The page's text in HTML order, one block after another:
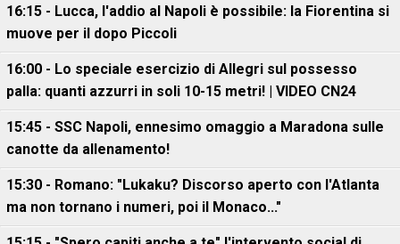
16:15 - Lucca, l'addio al Napoli è possibile: la Fiorentina si
muove per il dopo Piccoli
16:00 - Lo speciale esercizio di Allegri sul possesso
palla: quanti azzurri in soli 10-15 metri! | VIDEO CN24
15:45 - SSC Napoli, ennesimo omaggio a Maradona sulle
canotte da allenamento!
15:30 - Romano: "Lukaku? Discorso aperto con l'Atlanta
ma non tornano i numeri, poi il Monaco..."